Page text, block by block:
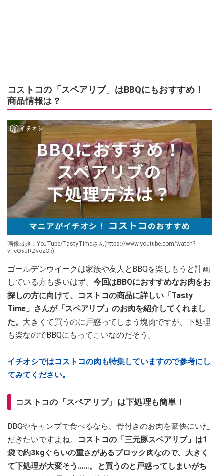
コストコの「スペアリブ」はBBQにもおすすめ！
商品情報は？
画像出典：YouTube/TastyTimeさん(https://www.youtube.com/watch?
v=eQ6JRZvozCk)
ゴールデンウイークは家族や友人とBBQを楽しもうと計画
している方も多いはず。 今回はBBQにおすすめなお肉をお
探しの方に向けて、コストコの商品に詳しい「Tasty
Time」さんが「スペアリブ」のお肉を紹介してくれまし
た。 大きくて買うのに戸惑ってしまう塊肉ですが、下処理
も楽なのでBBQにもってこいなのだそう。
イチオシではコストコの肉も特集していますので参考にし
てみてください。
コストコの「スペアリブ」は下処理も簡単！
BBQやキャンプで食べるなら、骨付きのお肉を豪快にいた
だきたいですよね。
コストコの「三元豚スペアリブ」は1
袋で約3kgぐらいの重さがあるブロック肉なので、大きく
て下処理が大変そう……。と買うのと戸惑ってしまいがち